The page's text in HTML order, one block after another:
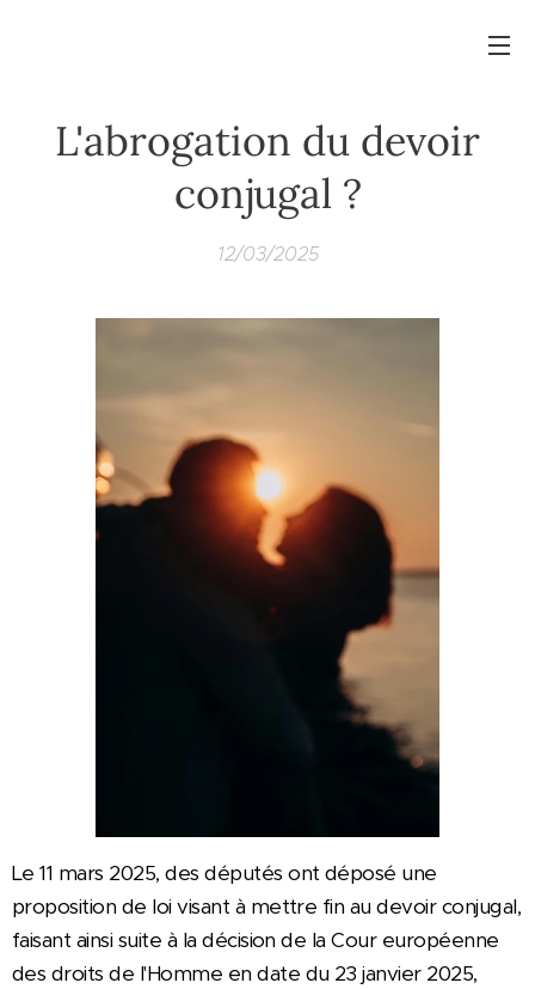
L'abrogation du devoir
conjugal ?
12/03/2025
Le 11 mars 2025, des députés ont déposé une
proposition de loi visant à mettre fin au devoir conjugal,
faisant ainsi suite à la décision de la Cour européenne
des droits de l'Homme en date du 23 janvier 2025,